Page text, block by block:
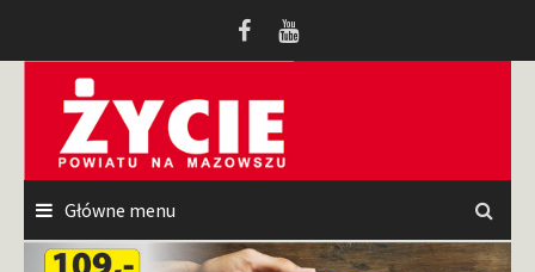
Główne menu